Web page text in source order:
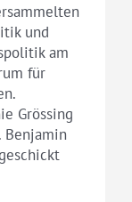
und
am
für
Grössing
Benjamin